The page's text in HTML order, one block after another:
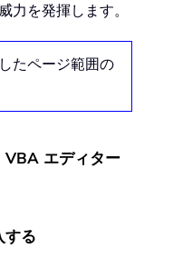
力を発揮します。
たページ範囲の
エディター
する